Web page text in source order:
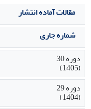
مقالات آماده انتشار
شماره جاری
دوره 30
(1405)
دوره 29
(1404)